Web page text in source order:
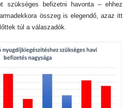
szükséges befizetni havonta – ehhez
összeg is elegendő, azaz itt
túl a válaszadók.